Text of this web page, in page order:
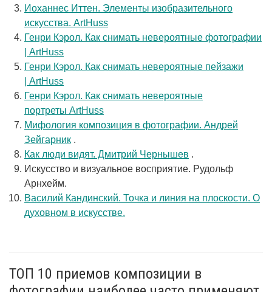
Иоханнес Иттен. Элементы изобразительного
искусства. ArtHuss
Генри Кэрол. Как снимать невероятные фотографии
| ArtHuss
Генри Кэрол. Как снимать невероятные пейзажи
| ArtHuss
Генри Кэрол. Как снимать невероятные
портреты ArtHuss
Мифология композиция в фотографии. Андрей
Зейгарник .
Как люди видят. Дмитрий Чернышев .
Искусство и визуальное восприятие. Рудольф
Арнхейм.
Василий Кандинский. Точка и линия на плоскости. О
духовном в искусстве.
ТОП 10 приемов композиции в